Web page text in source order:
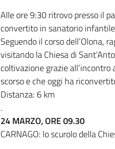
Alle ore 9:30 ritrovo presso il
convertito in sanatorio
Seguendo il corso dell’Olona,
visitando la Chiesa di
coltivazione grazie
scorso e che oggi ha
Distanza: 6 km
.
24 MARZO, ORE 09.30
CARNAGO: lo scurolo della